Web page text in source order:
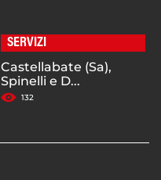
SERVIZI
Castellabate (Sa),
Spinelli e D...
132